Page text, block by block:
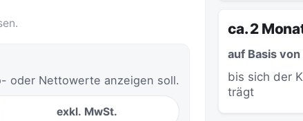
oder Nettowerte anzeigen soll.
exkl. MwSt.
ca. 2
auf Basis
bis sich der
trägt